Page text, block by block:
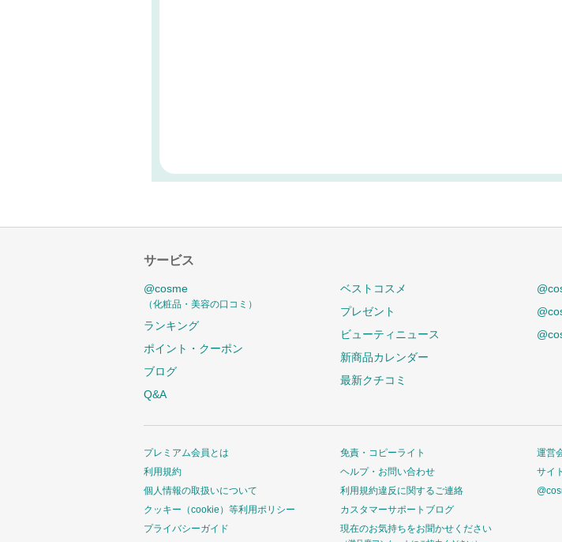
サービス
@cosme
（化粧品・美容の口コミ）
ランキング
ポイント・クーポン
ブログ
Q&A
ベストコスメ
プレゼント
ビューティニュース
新商品カレンダー
最新クチコミ
プレミアム会員とは
利用規約
個人情報の取扱いについて
クッキー（cookie）等利用ポリシー
プライバシーガイド
免責・コピーライト
ヘルプ・お問い合わせ
利用規約違反に関するご連絡
カスタマーサポートブログ
現在のお気持ちをお聞かせください
運営
サイ